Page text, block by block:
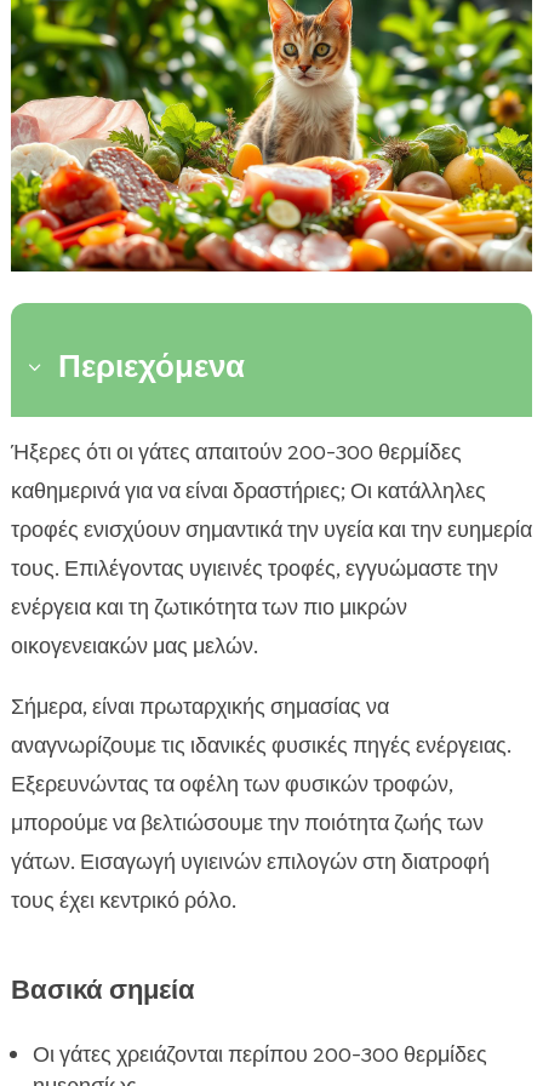
3 Περιεχόμενα
 Η σημασία της ενέργειας στη διατροφή της
γάτας
Τι είναι οι φυσικές πηγές ενέργειας για γάτα
Ωφέλιμα λίπη για τις γάτες
Ο ρόλος των πρωτεϊνών στην ενέργεια των
Υδατάνθρακες και γλυκόζη στη διατροφή της
γάτας
Οφέλη από τα φυσικά συμπληρώματα
διατροφής
Η σημασία των βιταμινών και μετάλλων για την
ενέργεια της γάτας
 Οφέλη του ψαριού στη διατροφή της γάτας
 Κρέας ως φυσική πηγή ενέργειας
ενέργειας

Χωρίς χημικά: Επιλέγοντας τις κατάλληλες
Ήξερες ότι οι γάτες απαιτούν 200-300 θερμίδες
καθημερινά για να είναι δραστήριες; Οι κατάλληλες
τροφές ενισχύουν σημαντικά την υγεία και την ευημερία
τους. Επιλέγοντας υγιεινές τροφές, εγγυώμαστε την
ενέργεια και τη ζωτικότητα των πιο μικρών
οικογενειακών μας μελών.
Σήμερα, είναι πρωταρχικής σημασίας να
αναγνωρίζουμε τις ιδανικές φυσικές πηγές ενέργειας.
Εξερευνώντας τα οφέλη των φυσικών τροφών,
μπορούμε να βελτιώσουμε την ποιότητα ζωής των
γάτων. Εισαγωγή υγιεινών επιλογών στη διατροφή
τους έχει κεντρικό ρόλο.
Βασικά σημεία
Οι γάτες χρειάζονται περίπου 200-300 θερμίδες